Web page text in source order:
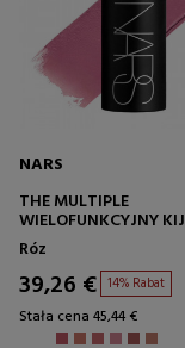
NARS
THE MULTIPLE
WIELOFUNKCYJNY KIJ
Róz
39,26 € 14% Rabat
Stała cena 45,44 €